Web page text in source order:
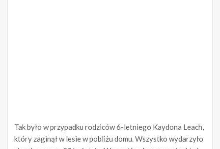
Tak było w przypadku rodziców 6-letniego Kaydona Leach,
który zaginął w lesie w pobliżu domu. Wszystko wydarzyło